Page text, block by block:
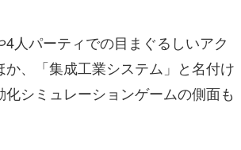
4人パーティでの目まぐるしいアク
か、「集成工業システム」と名付け
化シミュレーションゲームの側面も